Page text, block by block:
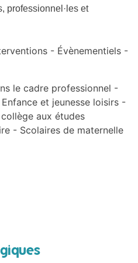
professionnel·les et
- Évènementiels -
le cadre professionnel -
Enfance et jeunesse loisirs -
aux études
- Scolaires de maternelle